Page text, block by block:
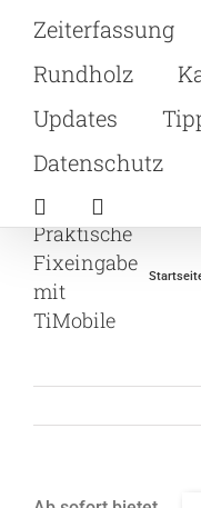
Zeiterfassung
Rundholz
Updates
Datenschutz
Praktische
Fixeingabe
mit
TiMobile